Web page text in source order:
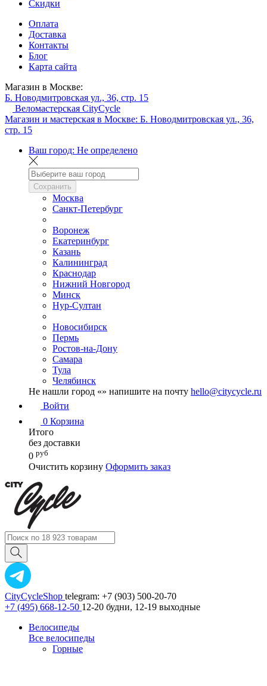
Скидки
Оплата
Доставка
Контакты
Блог
Карта сайта
Магазин в Москве:
Б. Новодмитровская ул., 36, стр. 15
Веломастерская CityCycle
Магазин и мастерская в Москве: Б. Новодмитровская ул., 36,
стр. 15
Ваш город: Не определено
Сохранить
Москва
Санкт-Петербург
Воронеж
Екатеринбург
Казань
Калининград
Краснодар
Нижний Новгород
Минск
Нур-Султан
Новосибирск
Пермь
Ростов-на-Дону
Самара
Тула
Челябинск
Не нашли город «» напишите на почту hello@citycycle.ru
Войти
0 Корзина
Итого
без доставки
0 руб
Очистить корзину Оформить заказ
CityCycleShop telegram: +7 (903) 500-20-70
+7 (495) 668-12-50 12-20 будни, 12-19 выходные
Велосипеды
Все велосипеды
Горные